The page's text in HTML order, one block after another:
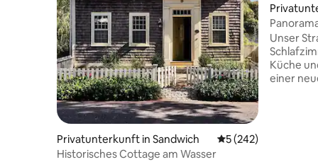
Privatunterkunft in Sandwich Durchschnittliche
5 (242)
Historisches Cottage am Wasser
h
über der
Unser
Küche
einer